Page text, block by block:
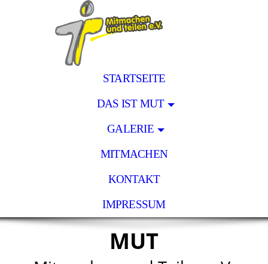
STARTSEITE
DAS IST MUT
GALERIE
MITMACHEN
KONTAKT
IMPRESSUM
MUT